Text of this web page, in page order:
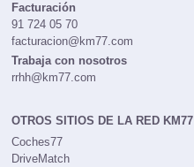
Facturación
91 724 05 70
facturacion@km77.com
Trabaja con nosotros
rrhh@km77.com
OTROS SITIOS DE LA RED KM77
Coches77
DriveMatch